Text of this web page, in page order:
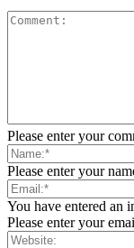
Please enter your
Please enter your
You have entered an
Please enter your